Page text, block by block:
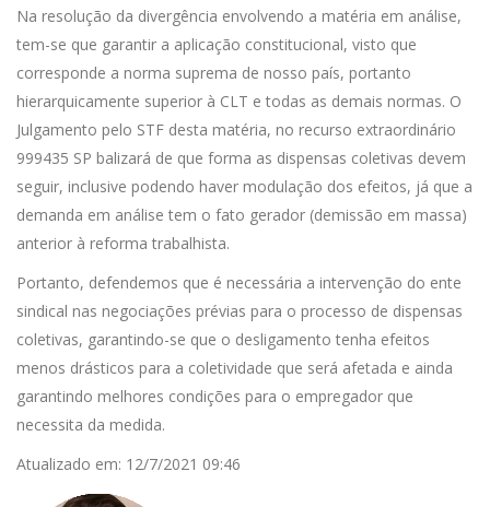
Na resolução da divergência envolvendo a matéria em análise,
tem-se que garantir a aplicação constitucional, visto que
corresponde a norma suprema de nosso país, portanto
hierarquicamente superior à CLT e todas as demais normas. O
Julgamento pelo STF desta matéria, no recurso extraordinário
999435 SP balizará de que forma as dispensas coletivas devem
seguir, inclusive podendo haver modulação dos efeitos, já que a
demanda em análise tem o fato gerador (demissão em massa)
anterior à reforma trabalhista.
Portanto, defendemos que é necessária a intervenção do ente
sindical nas negociações prévias para o processo de dispensas
coletivas, garantindo-se que o desligamento tenha efeitos
menos drásticos para a coletividade que será afetada e ainda
garantindo melhores condições para o empregador que
necessita da medida.
Atualizado em: 12/7/2021 09:46